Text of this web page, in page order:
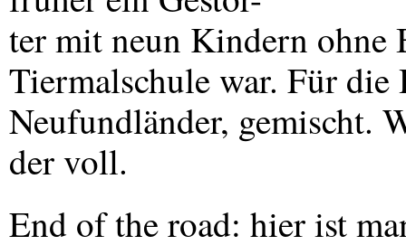
ter mit neun Kindern ohne
Tiermalschule war. Für
Neufundländer, gemischt.
der voll.
End of the road: hier ist